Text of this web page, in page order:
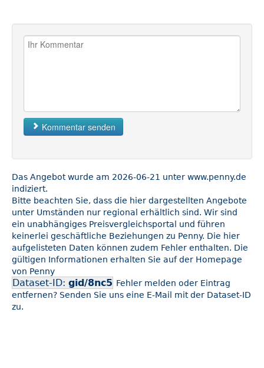
Kommentar senden
Das Angebot wurde am 2026-06-21 unter www.penny.de
indiziert.
Bitte beachten Sie, dass die hier dargestellten Angebote
unter Umständen nur regional erhältlich sind. Wir sind
ein unabhängiges Preisvergleichsportal und führen
keinerlei geschäftliche Beziehungen zu Penny. Die hier
aufgelisteten Daten können zudem Fehler enthalten. Die
gültigen Informationen erhalten Sie auf der Homepage
von Penny
Dataset-ID: gid/8nc5 Fehler melden oder Eintrag
entfernen? Senden Sie uns eine E-Mail mit der Dataset-ID
zu.